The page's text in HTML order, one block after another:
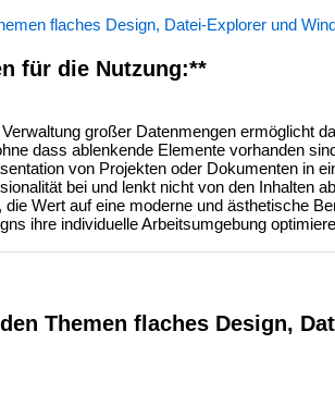
flaches Design, Datei-Explorer und
für die Nutzung:**
großer Datenmengen ermöglicht
dass ablenkende Elemente vorhanden
von Projekten oder Dokumenten in
bei und lenkt nicht von den Inhalten
die Wert auf eine moderne und ästhetische
ihre individuelle Arbeitsumgebung
Themen flaches Design,